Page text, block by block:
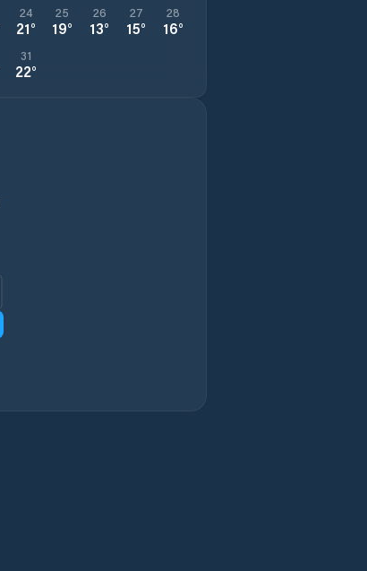
24
21°
25
19°
26
13°
27
15°
28
16°
31
22°